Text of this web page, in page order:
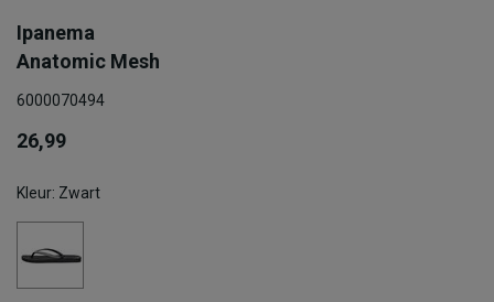
Ipanema
Anatomic Mesh
6000070494
26,99
Kleur: Zwart